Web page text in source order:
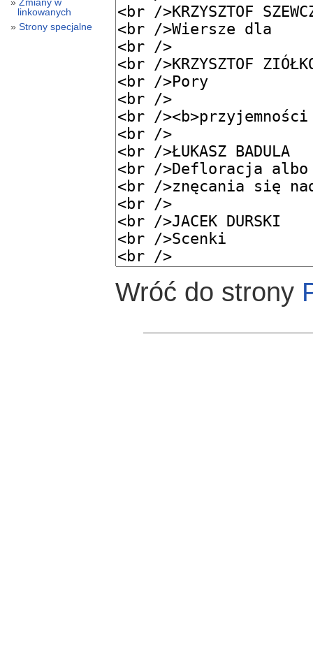
Wróć do strony
linkowanych
Strony specjalne